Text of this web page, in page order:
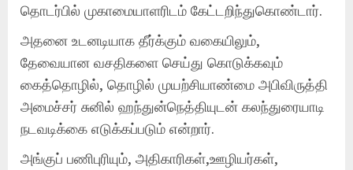
தொடர்பில் முகாமையாளரிடம் கேட்டறிந்துகொண்டார்.
அதனை உடனடியாக தீர்க்கும் வகையிலும்,
தேவையான வசதிகளை செய்து கொடுக்கவும்
கைத்தொழில், தொழில் முயற்சியாண்மை அபிவிருத்தி
அமைச்சர் சுனில் ஹந்துன்நெத்தியுடன் கலந்துரையாடி
நடவடிக்கை எடுக்கப்படும் என்றார்.
அங்குப் பணிபுரியும், அதிகாரிகள்,ஊழியர்கள்,